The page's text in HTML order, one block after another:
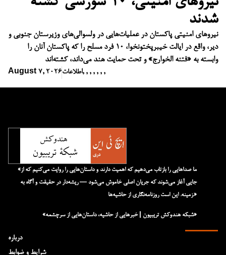
شدند
نیروهای امنیتی پاکستان در عملیات‌هایی در ولسوالی‌های وزیرستان جنوبی و
دیر، واقع در ایالت خیبرپختونخوا، ۱۰ فرد مسلح را که پاکستان آنان را
وابسته به «فتنه الخوارج» و تحت حمایت هند می‌داند، کشته‌اند
August 7, 2026اطلاعات, , , , , , ,
درباره
شرایط و ضوابط
«ما صداهایی را بازتاب می‌دهیم که اهمیت دارند و داستان‌هایی را روایت می‌کنیم که از
جایی آغاز می‌شوند که جریان اصلی خاموش می‌شود — ریشه‌دار در حقیقت و آگاه به
زمینه. این است روزنامه‌نگاری از حاشیه‌ها.»
«شبکه هند‌و‌کش تریبیون | خبرهایی از حاشیه، داستان‌هایی از سرچشمه»